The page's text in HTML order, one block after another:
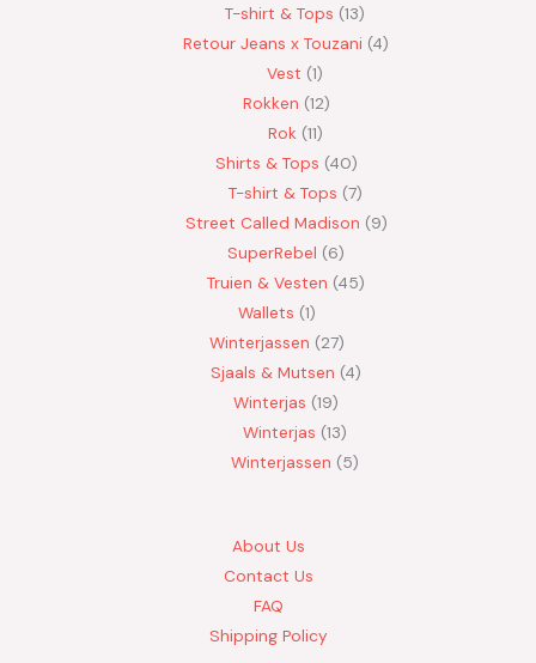
T-shirt & Tops 13
Retour Jeans x Touzani 4
Vest 1
Rokken 12
Rok 11
Shirts & Tops 40
T-shirt & Tops 7
Street Called Madison 9
SuperRebel
6
Truien & Vesten 45
Wallets 1
Winterjassen
27
Sjaals & Mutsen 4
Winterjas 19
Winterjas 13
Winterjassen
5
About Us
Contact Us
FAQ
Shipping Policy